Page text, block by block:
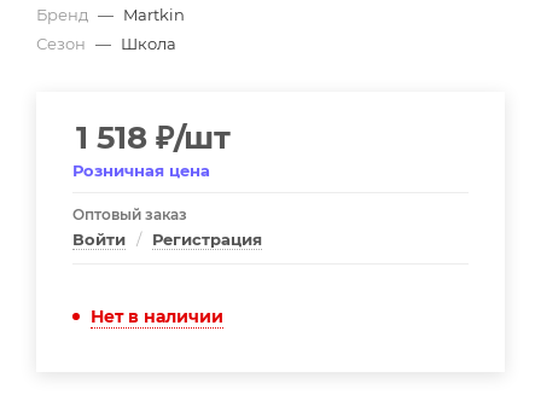
Бренд — Martkin
Сезон — Школа
1 518 ₽/шт
Розничная цена
Оптовый заказ
Войти / Регистрация
Нет в наличии